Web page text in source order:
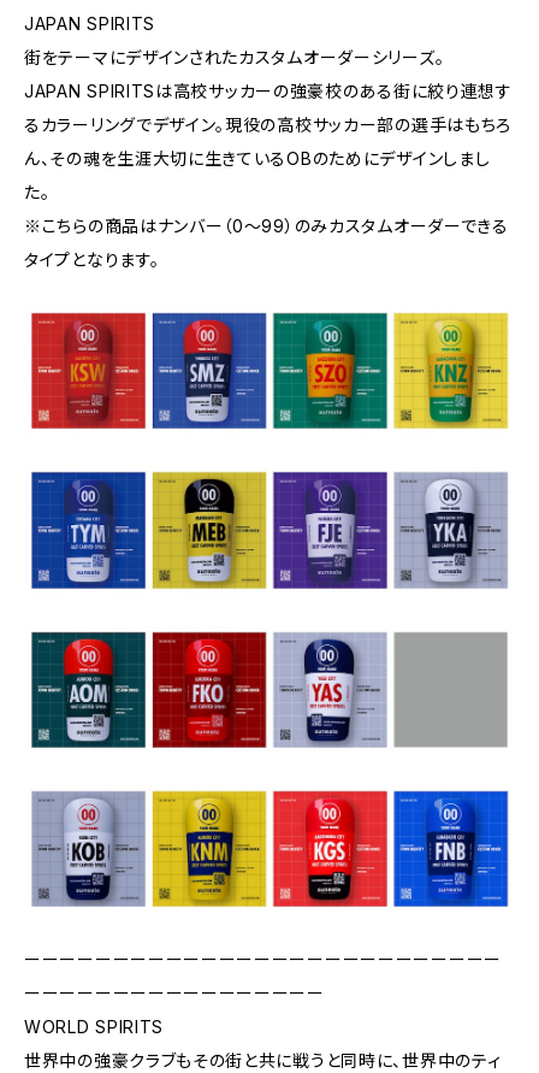
JAPAN SPIRITS
街をテーマにデザインされたカスタムオーダーシリーズ。
JAPAN SPIRITSは高校サッカーの強豪校のある街に絞り連想す
るカラーリングでデザイン。現役の高校サッカー部の選手はもちろ
ん、その魂を生涯大切に生きているOBのためにデザインしまし
た。
※こちらの商品はナンバー（0〜99）のみカスタムオーダーできる
タイプとなります。
ーーーーーーーーーーーーーーーーーーーーーーーーーーー
ーーーーーーーーーーーーーーーーー
WORLD SPIRITS
世界中の強豪クラブもその街と共に戦うと同時に、世界中のティ